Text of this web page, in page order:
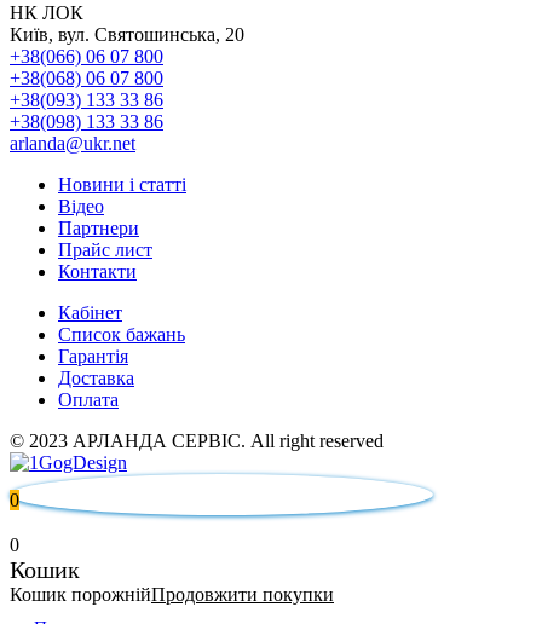
НК ЛОК
Київ, вул. Святошинська, 20
+38(066) 06 07 800
+38(068) 06 07 800
+38(093) 133 33 86
+38(098) 133 33 86
arlanda@ukr.net
Новини і статті
Відео
Партнери
Прайс лист
Контакти
Кабінет
Список бажань
Гарантія
Доставка
Оплата
© 2023 АРЛАНДА СЕРВІС. All right reserved
0
0
Кошик
Кошик порожнійПродовжити покупки